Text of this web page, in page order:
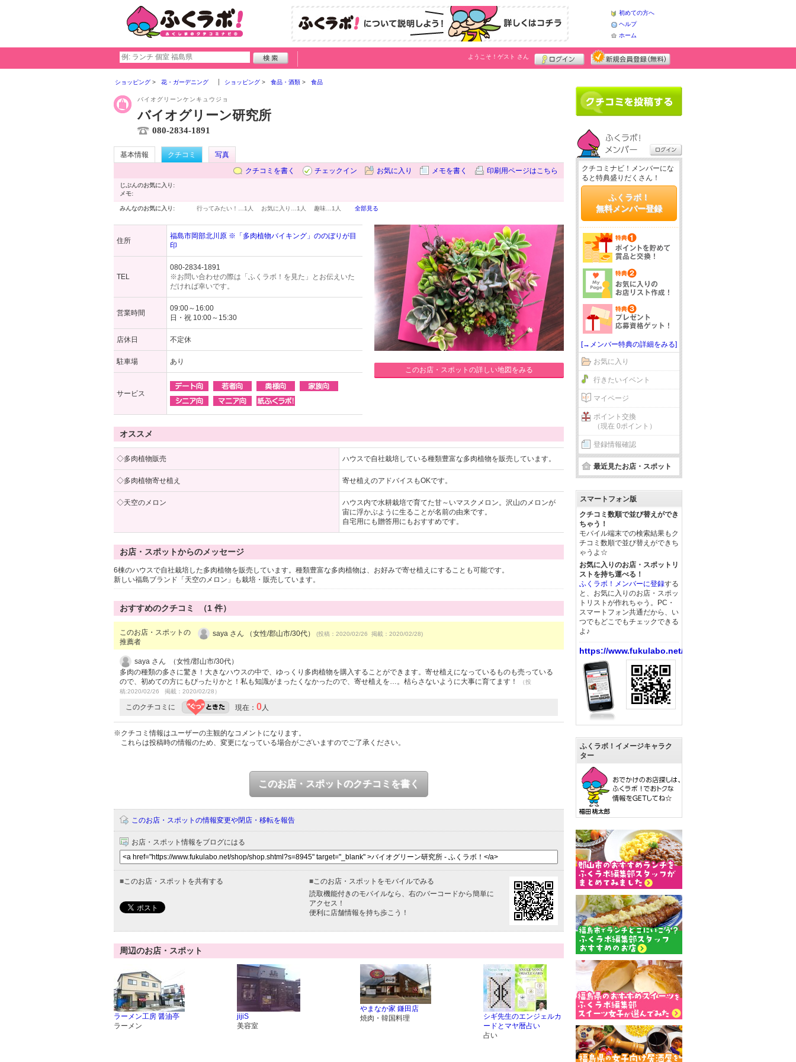
初めての方へ
ヘルプ
ホーム
ようこそ！ ゲスト さん
ショッピング 花・ガーデニング ショッピング 食品・酒類 食品
バイオグリーンケンキュウジョ
バイオグリーン研究所
080-2834-1891
基本情報 クチコミ
写真
クチコミを書く
チェックイン お気に入り メモを書く 印刷用ページはこちら
じぶんのお気に入り:
メモ:
みんなのお気に入り: 行ってみたい！… 1人 お気に入り… 1人 趣味… 1人 全部見る
住所
福島市岡部北川原 ※「多肉植物バイキング」ののぼりが目
印
TEL
080-2834-1891
※お問い合わせの際は「ふくラボ！を見た」とお伝えいた
だければ幸いです。
営業時間
09:00～16:00
日・祝 10:00～15:30
店休日 不定休
駐車場 あり
サービス
このお店・スポットの詳しい地図をみる
オススメ
◇多肉植物販売 ハウスで自社栽培している種類豊富な多肉植物を販売しています。
◇多肉植物寄せ植え 寄せ植えのアドバイスもOKです。
◇天空のメロン
ハウス内で水耕栽培で育てた甘～いマスクメロン。沢山のメロンが
宙に浮かぶように生ることが名前の由来です。
自宅用にも贈答用にもおすすめです。
お店・スポットからのメッセージ
6棟のハウスで自社栽培した多肉植物を販売しています。種類豊富な多肉植物は、お好みで寄せ植えにすることも可能です。
新しい福島ブランド「天空のメロン」も栽培・販売しています。
おすすめのクチコミ （1 件）
このお店・スポットの
推薦者
saya さん （女性/郡山市/30代） (投稿：2020/02/26 掲載：2020/02/28)
saya さん （女性/郡山市/30代）
多肉の種類の多さに驚き！大きなハウスの中で、ゆっくり多肉植物を購入することができます。寄せ植えになっているものも売っている
ので、初めての方にもぴったりかと！私も知識がまったくなかったので、寄せ植えを…。枯らさないように大事に育てます！
（投
稿:2020/02/26 掲載：2020/02/28）
このクチコミに 現在： 0人
※クチコミ情報はユーザーの主観的なコメントになります。
これらは投稿時の情報のため、変更になっている場合がございますのでご了承ください。
このお店・スポットのクチコミを書く
このお店・スポットの情報変更や閉店・移転を報告
お店・スポット情報をブログにはる
■このお店・スポットを共有する ■このお店・スポットをモバイルでみる
読取機能付きのモバイルなら、右のバーコードから簡単に
アクセス！
便利に店舗情報を持ち歩こう！
周辺のお店・スポット
ラーメン工房 醤油亭
ラーメン
jijiS
美容室
やまなか家 鎌田店
焼肉・韓国料理
シギ先生のエンジェルカ
ードとマヤ暦占い
占い
クチコミナビ！メンバーにな
ると特典盛りだくさん！
ふくラボ！
無料メンバー登録
[→メンバー特典の詳細をみる]
お気に入り
行きたいイベント
マイページ
ポイント交換
（現在 0ポイント）
登録情報確認
最近見たお店・スポット
スマートフォン版
クチコミ数順で並び替えができ
ちゃう！
モバイル端末での検索結果もク
チコミ数順で並び替えができち
ゃうよ☆
お気に入りのお店・スポットリ
ストを持ち運べる！
ふくラボ！メンバーに登録する
と、お気に入りのお店・スポッ
トリストが作れちゃう。PC・
スマートフォン共通だから、い
つでもどこでもチェックできる
よ♪
https://www.fukulabo.net/
ふくラボ！イメージキャラク
ター